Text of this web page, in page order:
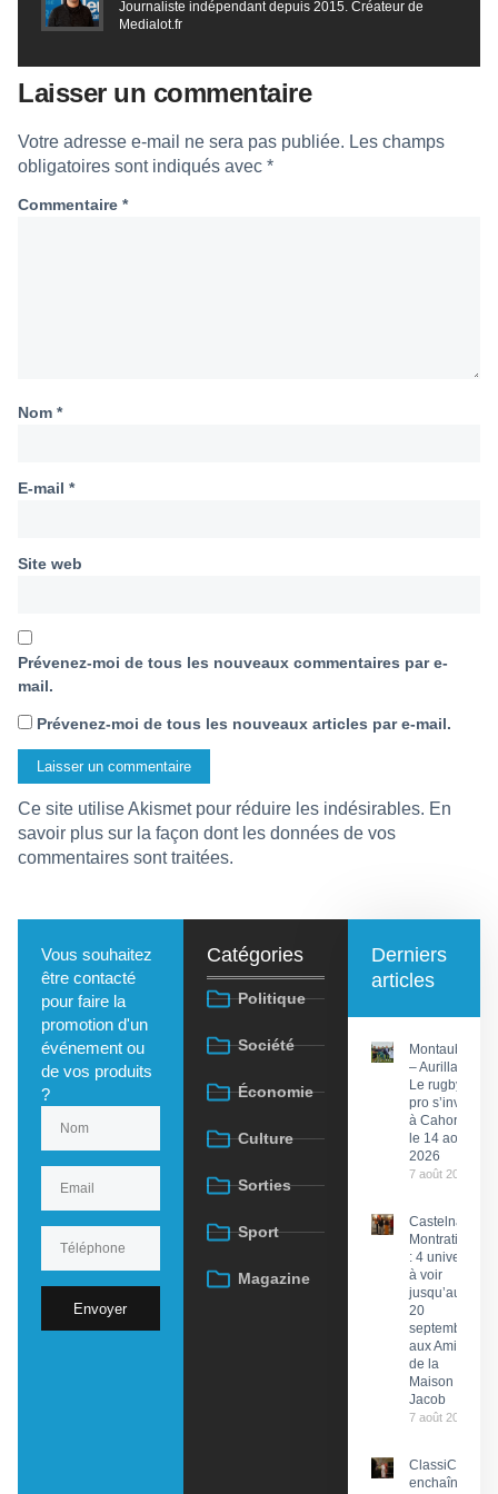
Journaliste indépendant depuis 2015. Créateur de
Medialot.fr
Laisser un commentaire
Votre adresse e-mail ne sera pas publiée. Les champs
obligatoires sont indiqués avec *
Commentaire *
Nom *
E-mail *
Site web
Prévenez-moi de tous les nouveaux commentaires par e-
mail.
Prévenez-moi de tous les nouveaux articles par e-mail.
Ce site utilise Akismet pour réduire les indésirables. En
savoir plus sur la façon dont les données de vos
commentaires sont traitées.
Vous souhaitez
être contacté
pour faire la
promotion d'un
événement ou
de vos produits
?
Envoyer
Catégories
Politique
Société
Économie
Culture
Sorties
Sport
Magazine
Derniers
articles
Montauban
– Aurillac :
Le rugby
pro s’invite
à Cahors
le 14 août
2026
7 août 2026
Castelnau-
Montratier
: 4 univers
à voir
jusqu’au
20
septembre
aux Amis
de la
Maison
Jacob
7 août 2026
ClassiCahors
enchaîne les